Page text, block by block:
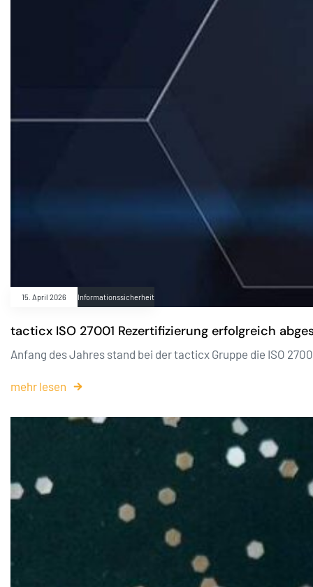
15. April 2026 Informationssicherheit
tacticx ISO 27001 Rezertifizierung erfolgreich
Anfang des Jahres stand bei der tacticx Gruppe die ISO
mehr lesen